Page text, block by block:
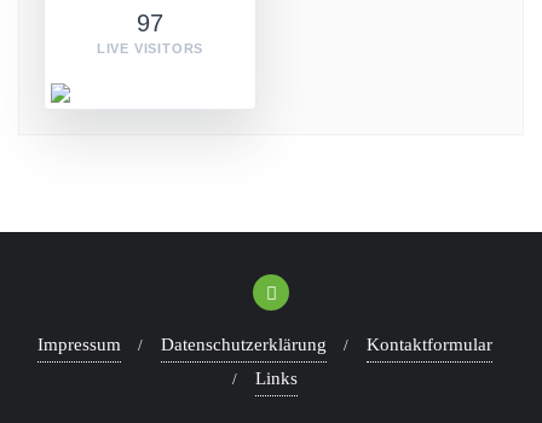
97
LIVE VISITORS
Impressum Datenschutzerklärung
Kontaktformular
Links